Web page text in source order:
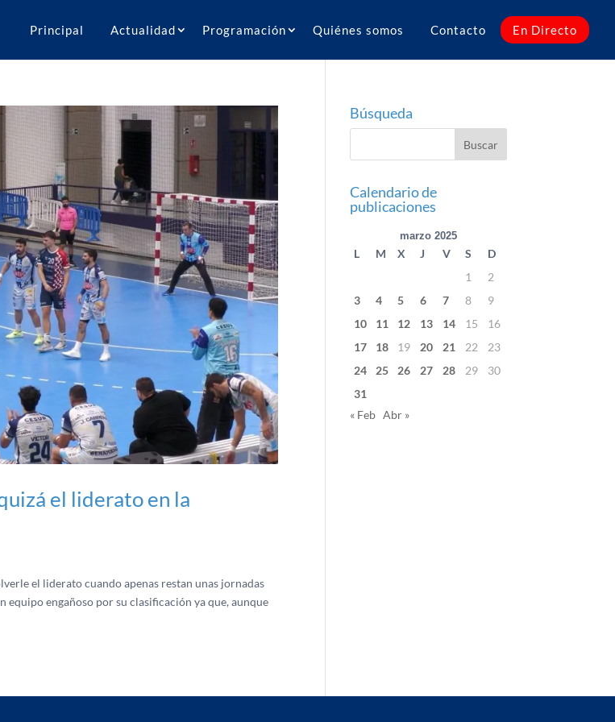
Principal Actualidad Programación Quiénes somos Contacto En Directo
el liderato en la
el liderato cuando apenas restan unas jornadas
equipo engañoso por su clasificación ya que, aunque
Búsqueda
Calendario de
publicaciones
marzo 2025
L M X J V S
D
1
2
3
4 5 6 7 8
9
10
11 12 13 14 15
16
17
18 19 20 21 22
23
24
25 26 27 28 29
30
31
« Feb Abr »